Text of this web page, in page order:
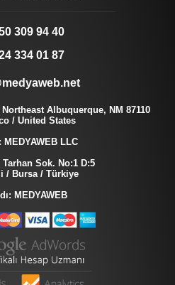
309 94 40
334 01 87
Albuquerque, NM 87110
/ United States
MEDYAWEB LLC
Sok. No:1 D:5
/ Bursa / Türkiye
MEDYAWEB